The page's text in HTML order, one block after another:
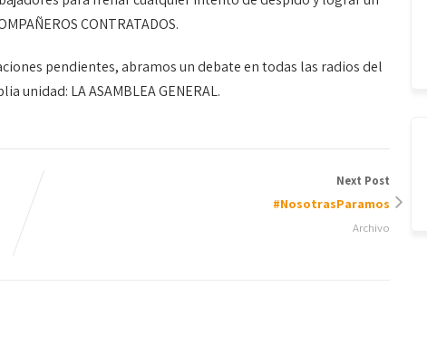
CONTRATADOS.
pendientes, abramos un debate en todas las radios del
unidad: LA ASAMBLEA GENERAL.
Next Post
#NosotrasParamos
Archivo